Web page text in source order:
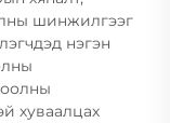
шинжилгээг
нэгэн
хуваалцах